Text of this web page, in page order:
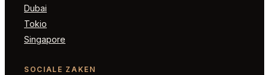
Dubai
Tokio
Singapore
SOCIALE ZAKEN